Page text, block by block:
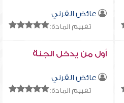
عائض القرني
تقييم المادة:
أول من يدخل الجنة
عائض القرني
تقييم المادة: